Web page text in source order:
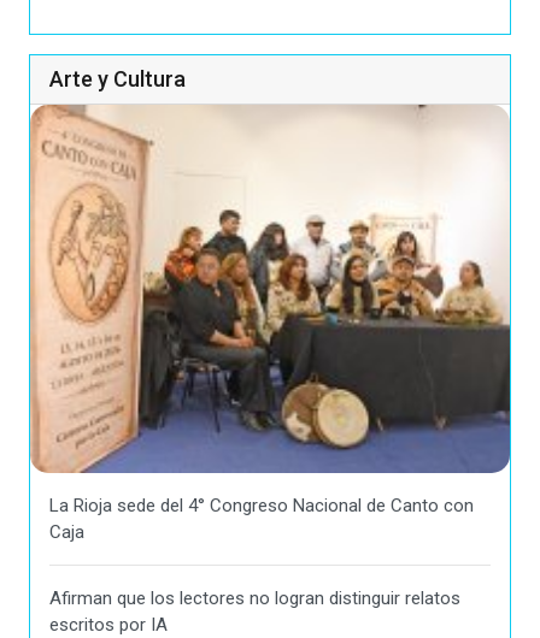
Arte y Cultura
La Rioja sede del 4° Congreso Nacional de Canto con
Caja
Afirman que los lectores no logran distinguir relatos
escritos por IA